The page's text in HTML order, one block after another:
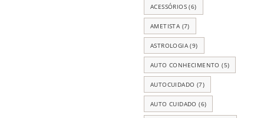
ACESSÓRIOS (6)
AMETISTA (7)
ASTROLOGIA (9)
AUTO CONHECIMENTO (5)
AUTOCUIDADO (7)
AUTO CUIDADO (6)